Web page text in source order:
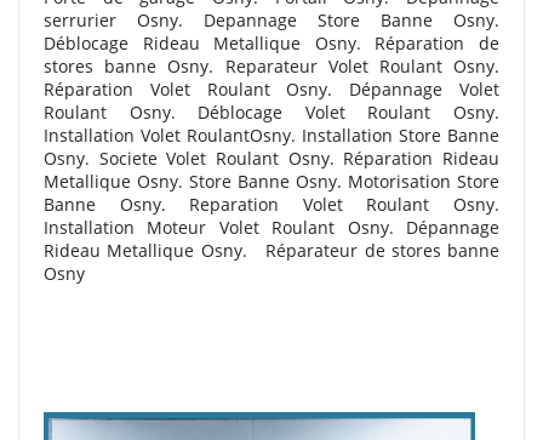
serrurier Osny. Depannage Store Banne Osny.
Déblocage Rideau Metallique Osny. Réparation de
stores banne Osny. Reparateur Volet Roulant Osny.
Réparation Volet Roulant Osny. Dépannage Volet
Roulant Osny. Déblocage Volet Roulant Osny.
Installation Volet RoulantOsny. Installation Store Banne
Osny. Societe Volet Roulant Osny. Réparation Rideau
Metallique Osny. Store Banne Osny. Motorisation Store
Banne Osny. Reparation Volet Roulant Osny.
Installation Moteur Volet Roulant Osny. Dépannage
Rideau Metallique Osny. Réparateur de stores banne
Osny